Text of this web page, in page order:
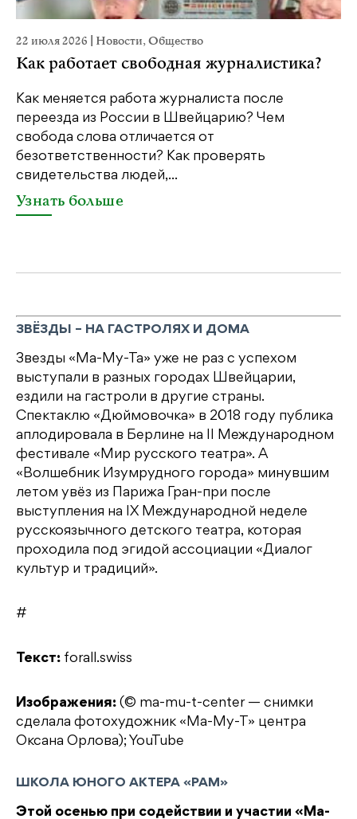
22 июля 2026 Новости,Общество
Как работает свободная журналистика?
Как меняется работа журналиста после
переезда из России в Швейцарию? Чем
свобода слова отличается от
безответственности? Как проверять
свидетельства людей,...
Узнать больше
ЗВЁЗДЫ – НА ГАСТРОЛЯХ И ДОМА
Звезды «Ма-Му-Та» уже не раз с успехом
выступали в разных городах Швейцарии,
ездили на гастроли в другие страны.
Спектаклю «Дюймовочка» в 2018 году публика
аплодировала в Берлине на II Международном
фестивале «Мир русского театра». А
«Волшебник Изумрудного города» минувшим
летом увёз из Парижа Гран-при после
выступления на IX Международной неделе
русскоязычного детского театра, которая
проходила под эгидой ассоциации «Диалог
культур и традиций».
#
Текст: forall.swiss
Изображения: (© ma-mu-t-center — снимки
сделала фотохудожник «Ма-Му-Т» центра
Оксана Орлова); YouTube
ШКОЛА ЮНОГО АКТЕРА «РАМ»
Этой осенью при содействии и участии «Ма-